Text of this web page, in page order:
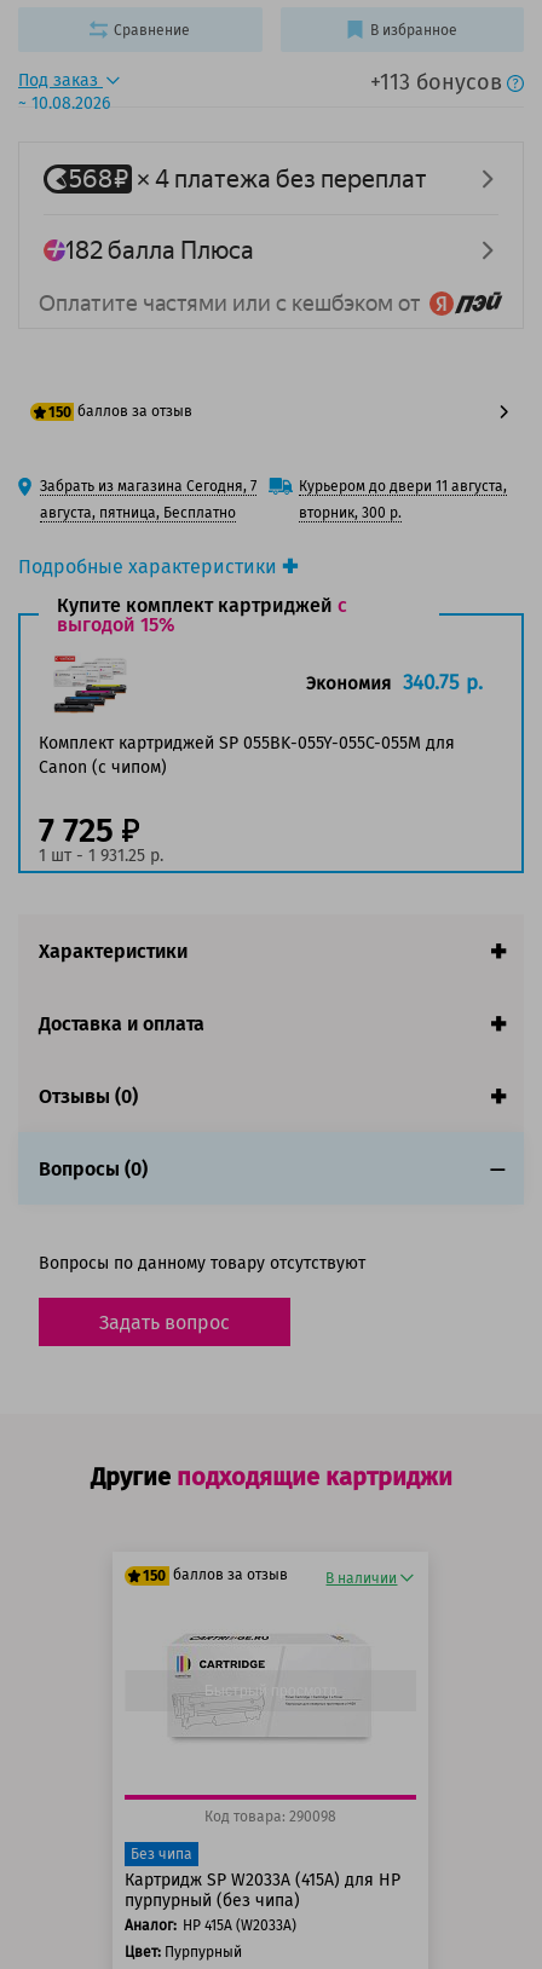
Подробные характеристики
Производитель принтера:Canon
Производитель:Solution Print
Вид товара:
Оригинальность:
Аналог:055 BK (3016C002)
Цвет:Черный
Ресурс: 2 300 страниц формата A4 при 5%
Страна:Китай
Гарантия:1 год
Под заказ
~ 10.08.2026
+113 бонусов
150 баллов за отзыв
125 баллов
150 баллов
Забрать из магазина Сегодня, 7
августа, пятница, Бесплатно
Курьером до двери 11 августа,
вторник, 300 р.
Сравнение В избранное
Купите комплект картриджей с
выгодой 15%
Комплект картриджей SP 055BK-055Y-055C-055M для
Canon (c чипом)
Экономия 340.75 р.
7 725
1 шт - 1 931.25 р.
Характеристики
Доставка и оплата
Отзывы (0)
Вопросы (0)
Вопросы по данному товару отсутствуют
Задать вопрос
Другие подходящие картриджи
150 баллов за отзыв
125 баллов
150 баллов
В наличии
Быстрый просмотр
Код товара: 290098
Без чипа
Картридж SP W2033A (415A) для HP
пурпурный (без чипа)
Аналог: HP 415A (W2033A)
Цвет: Пурпурный